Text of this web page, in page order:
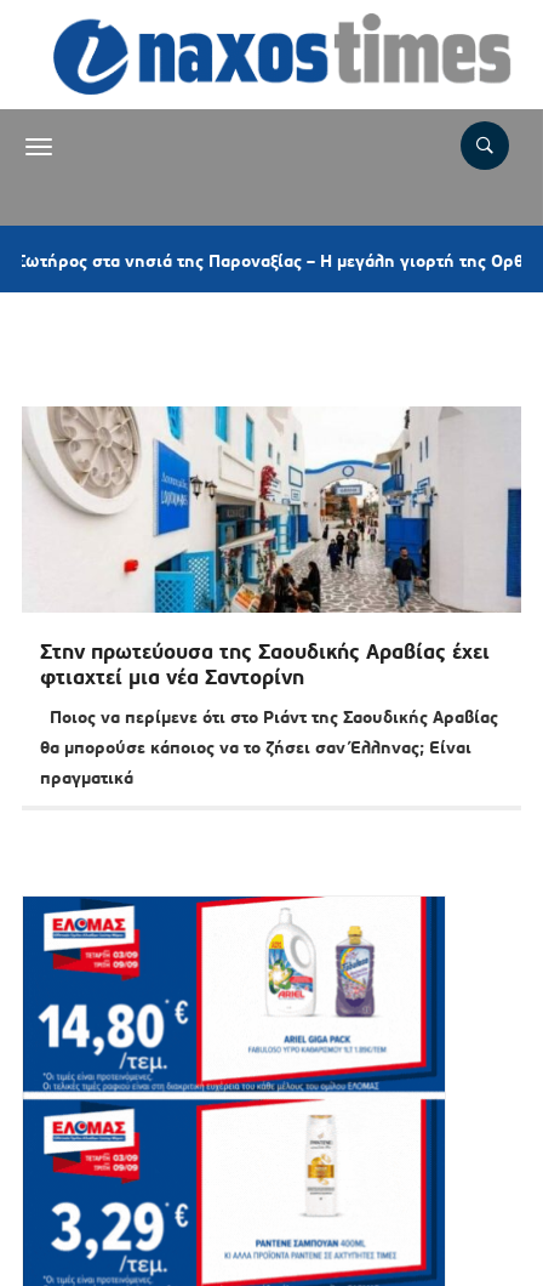
νησιά της Παροναξίας – Η μεγάλη γιορτή της Ορθοδοξίας
Στην πρωτεύουσα της Σαουδικής Αραβίας έχει
φτιαχτεί μια νέα Σαντορίνη
Ποιος να περίμενε ότι στο Ριάντ της Σαουδικής Αραβίας
θα μπορούσε κάποιος να το ζήσει σαν Έλληνας; Είναι
πραγματικά